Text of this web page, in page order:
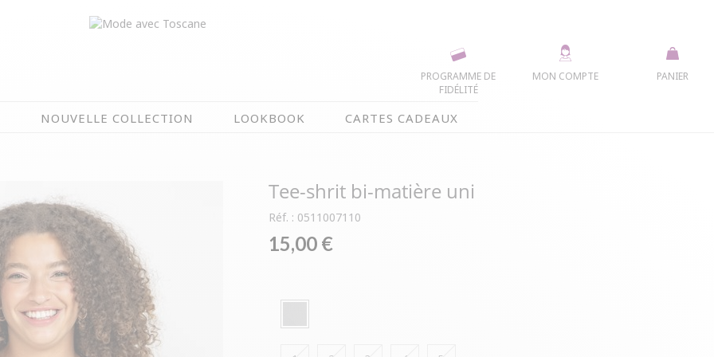
PANIER
MON COMPTE
PROGRAMME DE
FIDÉLITÉ
NOUVELLE COLLECTION LOOKBOOK CARTES CADEAUX
& IMPERS
ÉTÉ EN FLEURS
NOUVELLE COLLECTION
MEILLEURES VENTES
Tee-shrit bi-matière uni
Réf. : 0511007110
15,00 €